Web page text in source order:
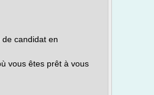
candidat en
vous êtes prêt à vous